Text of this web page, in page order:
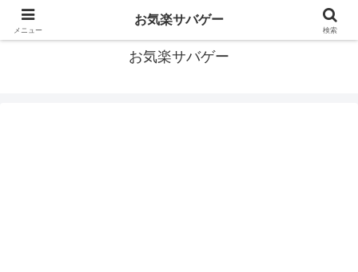
おっさんだってサバゲーがしたい！サバゲーあれこれ情報
お気楽サバゲー
メニュー
お気楽サバゲー
検索